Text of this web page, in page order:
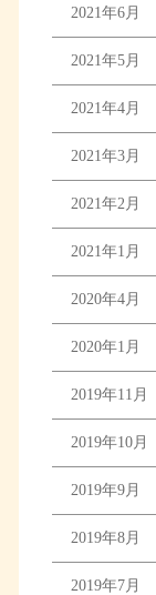
2021年6月
2021年5月
2021年4月
2021年3月
2021年2月
2021年1月
2020年4月
2020年1月
2019年11月
2019年10月
2019年9月
2019年8月
2019年7月